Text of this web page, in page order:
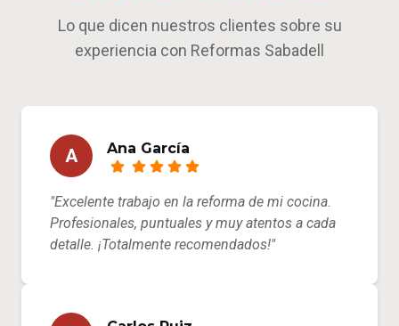
Lo que dicen nuestros clientes sobre su
experiencia con Reformas Sabadell
A Ana García
"Excelente trabajo en la reforma de mi cocina.
Profesionales, puntuales y muy atentos a cada
detalle. ¡Totalmente recomendados!"